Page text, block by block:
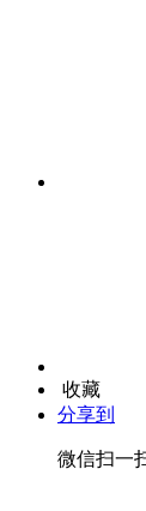
收藏
分享到
微信扫一